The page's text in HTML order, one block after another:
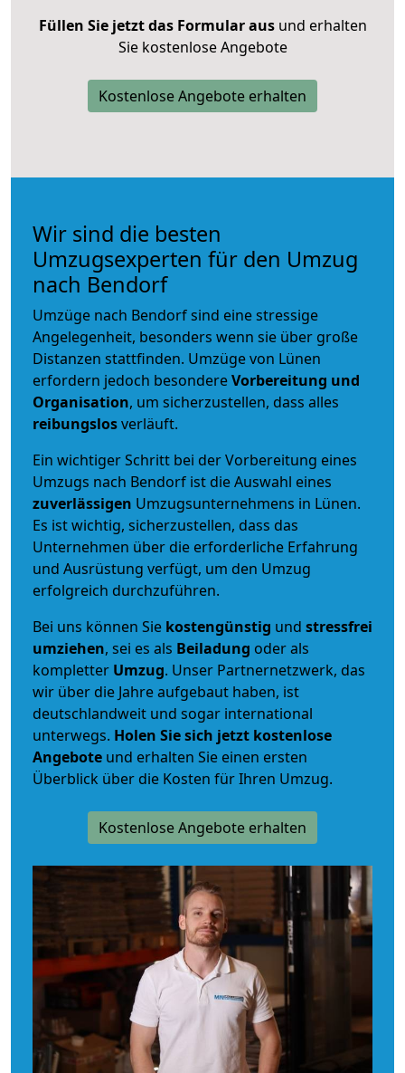
Füllen Sie jetzt das Formular ausund erhalten
Sie kostenlose Angebote
Kostenlose Angebote erhalten
Wir sind die besten
Umzugsexperten für den Umzug
nach Bendorf
Umzüge nach Bendorf sind eine stressige
Angelegenheit, besonders wenn sie über große
Distanzen stattfinden. Umzüge von Lünen
erfordern jedoch besondereVorbereitung und
Organisation, um sicherzustellen, dass alles
reibungslosverläuft.
Ein wichtiger Schritt bei der Vorbereitung eines
Umzugs nach Bendorf ist die Auswahl eines
zuverlässigen Umzugsunternehmens in Lünen.
Es ist wichtig, sicherzustellen, dass das
Unternehmen über die erforderliche Erfahrung
und Ausrüstung verfügt, um den Umzug
erfolgreich durchzuführen.
Bei uns können Sie kostengünstig und stressfrei
umziehen, sei es als Beiladung oder als
kompletter Umzug. Unser Partnernetzwerk, das
wir über die Jahre aufgebaut haben, ist
deutschlandweit und sogar international
unterwegs. Holen Sie sich jetzt kostenlose
Angebote und erhalten Sie einen ersten
Überblick über die Kosten für Ihren Umzug.
Kostenlose Angebote erhalten